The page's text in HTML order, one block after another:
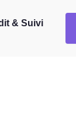
& Suivi